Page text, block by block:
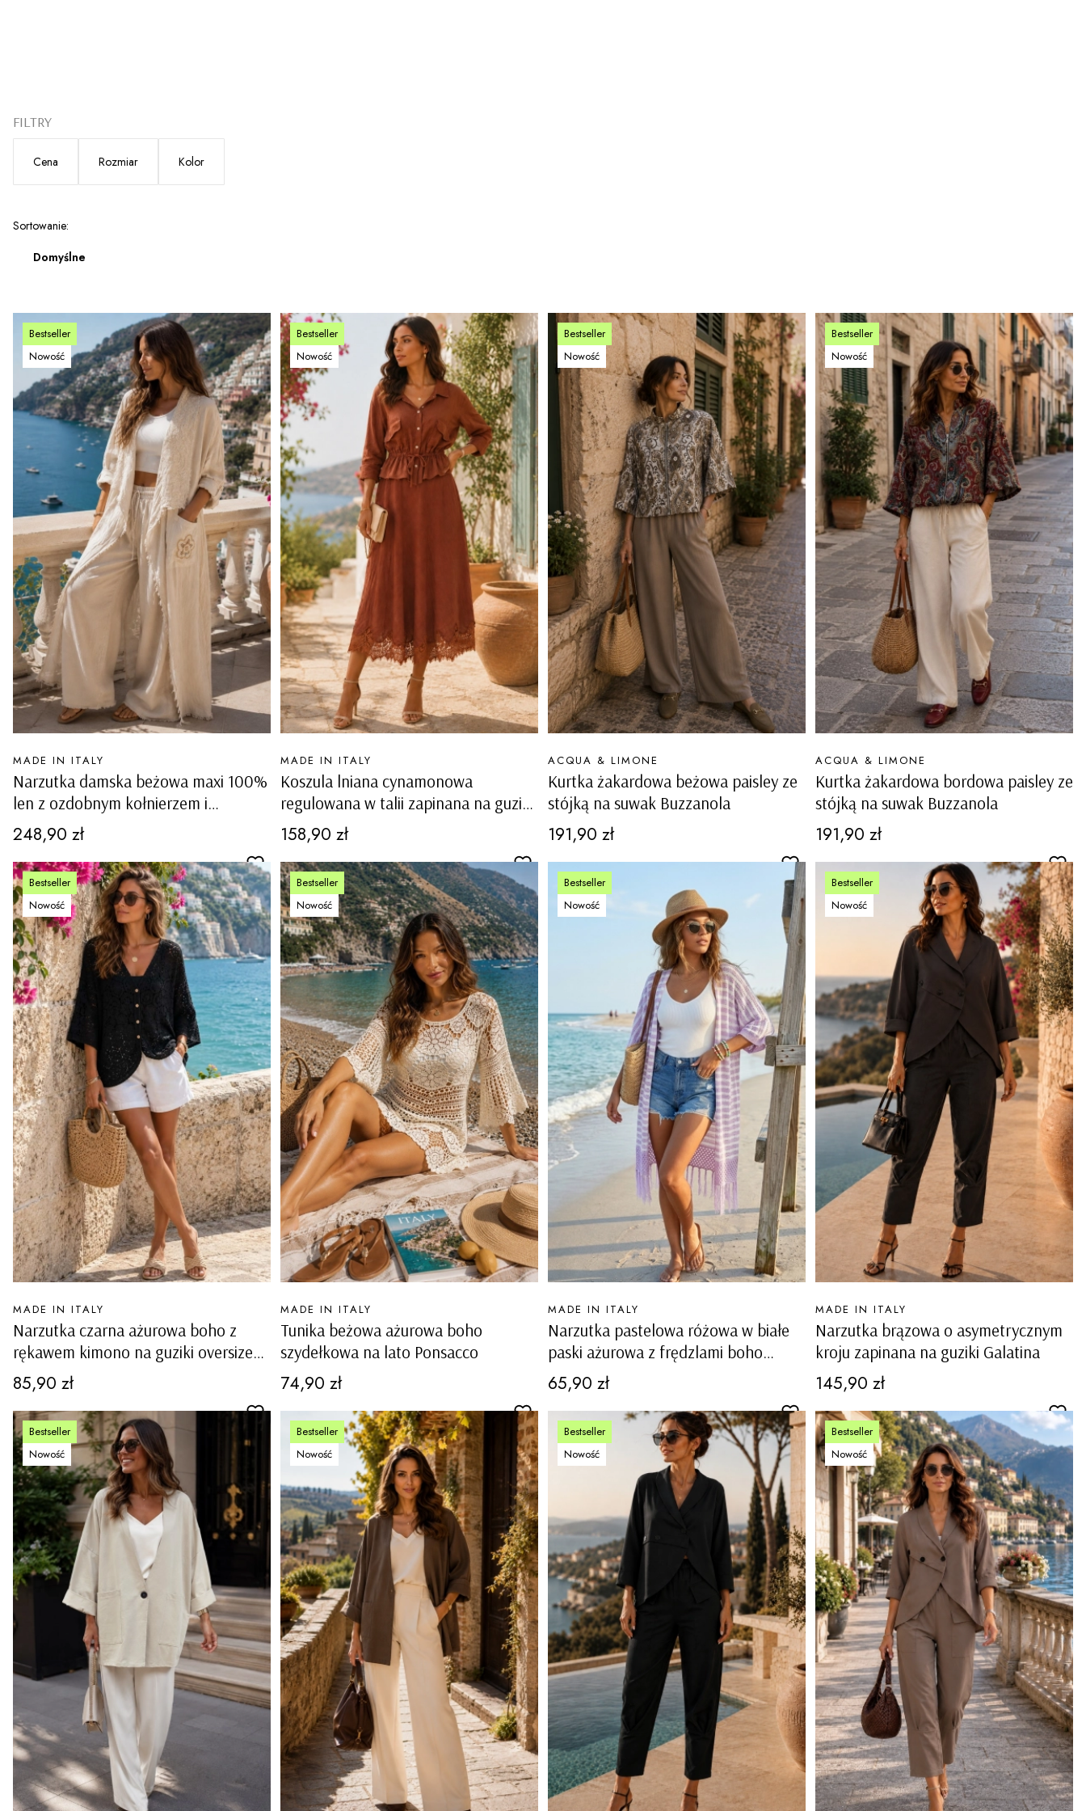
FILTRY
Cena Rozmiar Kolor
Lista produktów
Sortowanie:
Domyślne
Bestseller
Nowość
Narzutka damska beżowa maxi 100%
len z ozdobnym kołnierzem i
kieszeniami Nucetto
PRODUCENT
MADE IN ITALY
Cena
248,90 zł
Bestseller
Nowość
Koszula lniana cynamonowa
regulowana w talii zapinana na guziki
kieszenie cargo Meduno
PRODUCENT
MADE IN ITALY
Cena
158,90 zł
Bestseller
Nowość
Kurtka żakardowa beżowa paisley ze
stójką na suwak Buzzanola
PRODUCENT
ACQUA & LIMONE
Cena
191,90 zł
Bestseller
Nowość
Kurtka żakardowa bordowa paisley ze
stójką na suwak Buzzanola
PRODUCENT
ACQUA & LIMONE
Cena
191,90 zł
Bestseller
Nowość
Narzutka czarna ażurowa boho z
rękawem kimono na guziki oversize
Tramonti
PRODUCENT
MADE IN ITALY
Cena
85,90 zł
Bestseller
Nowość
Tunika beżowa ażurowa boho
szydełkowa na lato Ponsacco
PRODUCENT
MADE IN ITALY
Cena
74,90 zł
Bestseller
Nowość
Narzutka pastelowa różowa w białe
paski ażurowa z frędzlami boho
Valvestino
PRODUCENT
MADE IN ITALY
Cena
65,90 zł
Bestseller
Nowość
Narzutka brązowa o asymetrycznym
kroju zapinana na guziki Galatina
PRODUCENT
MADE IN ITALY
Cena
145,90 zł
Bestseller
Nowość
Bestseller
Nowość
Bestseller
Nowość
Bestseller
Nowość